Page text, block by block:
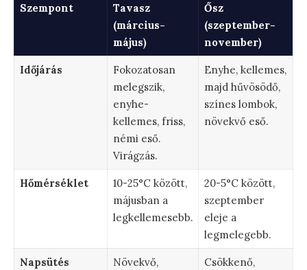
Szempont
Tavasz
(március-
május)
Ősz
(szeptember-
november)
Időjárás
Fokozatosan
melegszik,
enyhe-
kellemes, friss,
némi eső.
Virágzás.
Enyhe, kellemes,
majd hűvösödő,
színes lombok,
növekvő eső.
Hőmérséklet
10-25°C között,
májusban a
legkellemesebb.
20-5°C között,
szeptember
eleje a
legmelegebb.
Napsütés
Növekvő,
Csökkenő,